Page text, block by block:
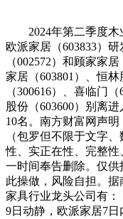
2024年第二季度木
欧派家居（603833）
（002572）和顾家家
家居（603801）、恒
（300616）、喜临门
股份（603600）别离
10名。南方财富网声
（包罗但不限于文字
性、实正在性、完整
一时间奉告删除。仅
此操做，风险自担。据
家具行业龙头公司有：
9日动静，欧派家居7日